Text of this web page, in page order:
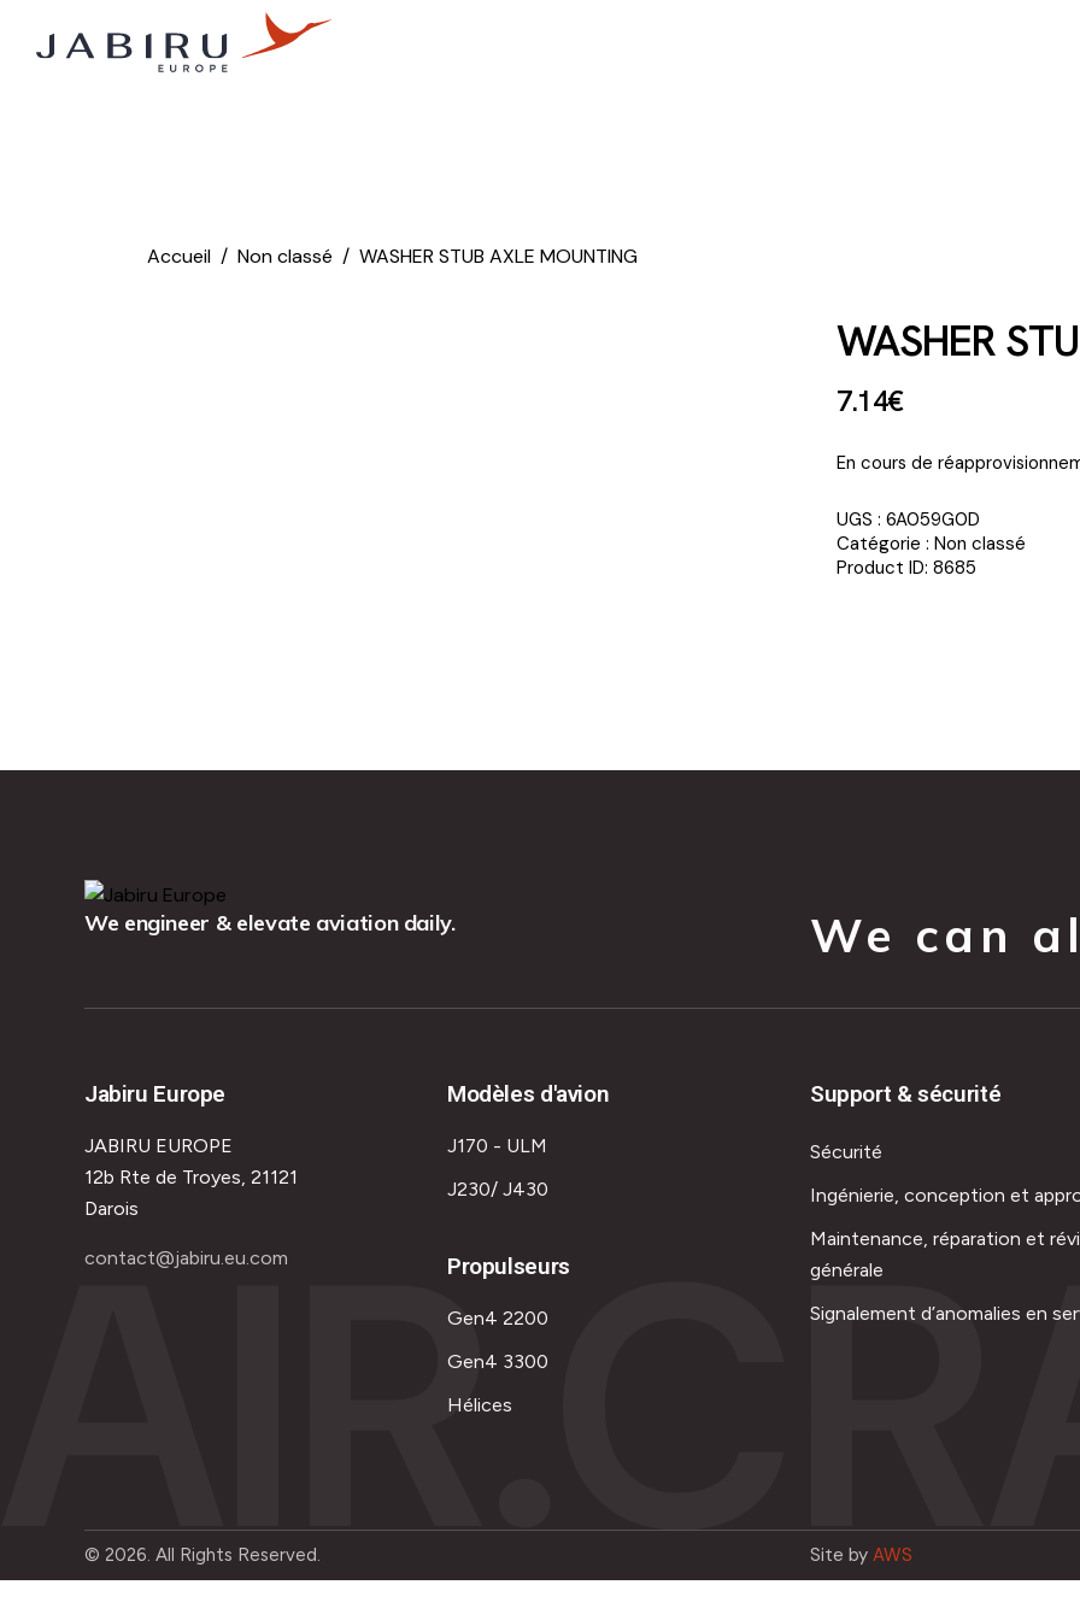
Accueil Non classé WASHER STUB AXLE MOUNTING
WASHER
7.14€
En cours de
UGS : 6A059G0D
Catégorie : Non classé
Product ID: 8685
We engineer & elevate aviation daily. We can
Jabiru Europe
JABIRU EUROPE
12b Rte de Troyes, 21121
Darois
contact@jabiru.eu.com
Modèles d'avion
J170 - ULM
J230/ J430
Propulseurs
Gen4 2200
Gen4 3300
Hélices
Support & sécurité
Sécurité
Ingénierie, conception et
Maintenance, réparation et
générale
Signalement d’anomalies en
© 2026. All Rights Reserved. Site by AWS